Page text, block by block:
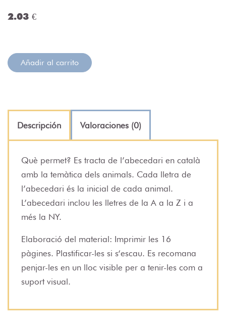
2.03 €
Añadir al carrito
Descripción Valoraciones (0)
Què permet? Es tracta de l’abecedari en català
amb la temàtica dels animals. Cada lletra de
l’abecedari és la inicial de cada animal.
L’abecedari inclou les lletres de la A a la Z i a
més la NY.
Elaboració del material: Imprimir les 16
pàgines. Plastificar-les si s‘escau. Es recomana
penjar-les en un lloc visible per a tenir-les com a
suport visual.